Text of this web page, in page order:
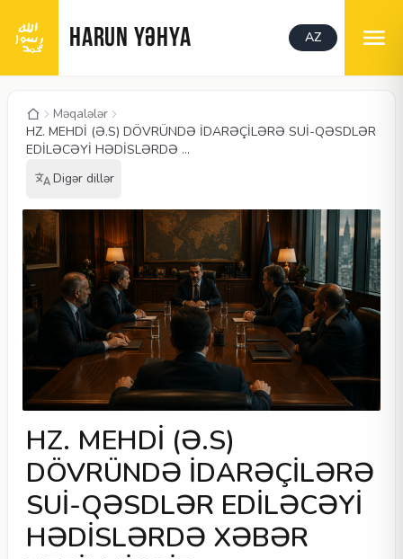
HARUN YƏHYA AZ
Məqalələr
HZ. MEHDİ (Ə.S) DÖVRÜNDƏ İDARƏÇİLƏRƏ SUİ-QƏSDLƏR
EDİLƏCƏYİ HƏDİSLƏRDƏ ...
Digər dillər
HZ. MEHDİ (Ə.S)
DÖVRÜNDƏ İDARƏÇİLƏRƏ
SUİ-QƏSDLƏR EDİLƏCƏYİ
HƏDİSLƏRDƏ XƏBƏR